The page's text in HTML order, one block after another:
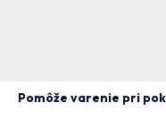
Pomôže varenie pri